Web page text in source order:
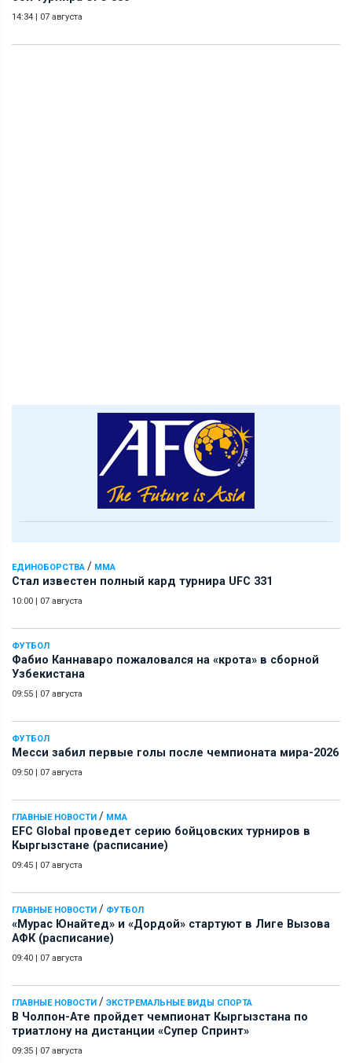
14:34 | 07 августа
ЕДИНОБОРСТВА / ММА
Стал известен полный кард турнира UFC 331
10:00 | 07 августа
ФУТБОЛ
Фабио Каннаваро пожаловался на «крота» в сборной
Узбекистана
09:55 | 07 августа
ФУТБОЛ
Месси забил первые голы после чемпионата мира-2026
09:50 | 07 августа
ГЛАВНЫЕ НОВОСТИ / ММА
EFC Global проведет серию бойцовских турниров в
Кыргызстане (расписание)
09:45 | 07 августа
ГЛАВНЫЕ НОВОСТИ / ФУТБОЛ
«Мурас Юнайтед» и «Дордой» стартуют в Лиге Вызова
АФК (расписание)
09:40 | 07 августа
ГЛАВНЫЕ НОВОСТИ / ЭКСТРЕМАЛЬНЫЕ ВИДЫ СПОРТА
В Чолпон-Ате пройдет чемпионат Кыргызстана по
триатлону на дистанции «Супер Спринт»
09:35 | 07 августа